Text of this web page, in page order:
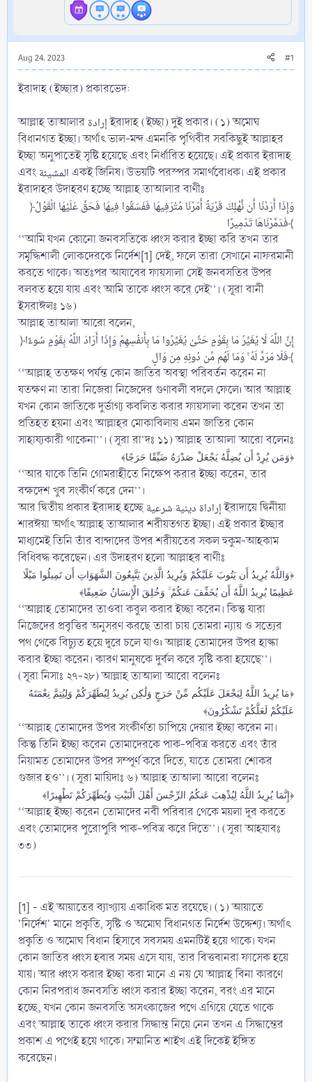
Aug 24, 2023 #1
ইরাদাহ (ইচ্ছার) প্রকারভেদ:
আল্লাহ তাআলার إرادة ইরাদাহ (ইচ্ছা) দুই প্রকার। (১) অমোঘ
বিধানগত ইচ্ছা। অর্থাৎ ভাল-মন্দ এমনকি পৃথিবীর সবকিছুই আল্লাহর
ইচ্ছা অনুপাতেই সৃষ্টি হয়েছে এবং নির্ধারিত হয়েছে। এই প্রকার ইরাদাহ
এবং المشيئة একই জিনিষ। উভয়টি পরস্পর সমার্থবোধক। এই প্রকার
ইরাদাহর উদাহরণ হচ্ছে আল্লাহ তাআলার বাণীঃ
﴿وَإِذَا أَرَدْنَا أَن نُّهْلِكَ قَرْيَةً أَمَرْنَا مُتْرَفِيهَا فَفَسَقُوا فِيهَا فَحَقَّ عَلَيْهَا الْقَوْلُ
فَدَمَّرْنَاهَا تَدْمِيرًا﴾​
‘‘আমি যখন কোনো জনবসতিকে ধ্বংস করার ইচ্ছা করি তখন তার
সমৃদ্ধিশালী লোকদেরকে নির্দেশ[1] দেই, ফলে তারা সেখানে নাফরমানী
করতে থাকে। অতঃপর আযাবের ফায়সালা সেই জনবসতির উপর
বলবত হয়ে যায় এবং আমি তাকে ধ্বংস করে দেই’’। (সূরা বানী
ইসরাঈলঃ ১৬)
আল্লাহ তাআলা আরো বলেন,
﴿إِنَّ اللَّهَ لَا يُغَيِّرُ مَا بِقَوْمٍ حَتَّىٰ يُغَيِّرُوا مَا بِأَنفُسِهِمْ وَإِذَا أَرَادَ اللَّهُ بِقَوْمٍ سُوءًا
فَلَا مَرَدَّ لَهُ ۚ وَمَا لَهُم مِّن دُونِهِ مِن وَالٍ﴾​
‘‘আল্লাহ ততক্ষণ পর্যন্ত কোন জাতির অবস্থা পরিবর্তন করেন না
যতক্ষণ না তারা নিজেরা নিজেদের গুণাবলী বদলে ফেলে৷ আর আল্লাহ
যখন কোন জাতিকে দুর্ভাগ্য কবলিত করার ফায়সালা করেন তখন তা
প্রতিহত হয়না এবং আল্লাহর মোকাবিলায় এমন জাতির কোন
সাহায্যকারী থাকেনা’’। (সূরা রা’দঃ ১১) আল্লাহ তাআলা আরো বলেনঃ
﴿وَمَن يُرِدْ أَن يُضِلَّهُ يَجْعَلْ صَدْرَهُ ضَيِّقًا حَرَجًا﴾
‘‘আর যাকে তিনি গোমরাহীতে নিক্ষেপ করার ইচ্ছা করেন, তার
বক্ষদেশ খুব সংকীর্ণ করে দেন’’।
আর দ্বিতীয় প্রকার ইরাদাহ হচ্ছে إراداة دينية شرعية ইরাদায়ে দ্বিনীয়া
শারঈয়া অর্থাৎ আল্লাহ তাআলার শরীয়তগত ইচ্ছা। এই প্রকার ইচ্ছার
মাধ্যমেই তিনি তাঁর বান্দাদের উপর শরীয়তের সকল হুকুম-আহকাম
বিধিবদ্ধ করেছেন। এর উদাহরণ হলো আল্লাহর বাণীঃ
﴿وَاللَّهُ يُرِيدُ أَن يَتُوبَ عَلَيْكُمْ وَيُرِيدُ الَّذِينَ يَتَّبِعُونَ الشَّهَوَاتِ أَن تَمِيلُوا مَيْلًا
عَظِيمًا يُرِيدُ اللَّهُ أَن يُخَفِّفَ عَنكُمْ ۚ وَخُلِقَ الْإِنسَانُ ضَعِيفًا﴾
‘‘আল্লাহ তোমাদের তাওবা কবুল করার ইচ্ছা করেন। কিন্তু যারা
নিজেদের প্রবৃত্তির অনুসরণ করছে তারা চায় তোমরা ন্যায় ও সত্যের
পথ থেকে বিচ্যুত হয়ে দূরে চলে যাও৷ আল্লাহ তোমাদের উপর হাল্কা
করার ইচ্ছা করেন। কারণ মানুষকে দুর্বল করে সৃষ্টি করা হয়েছে’’।
(সূরা নিসাঃ ২৭-২৮) আল্লাহ তাআলা আরো বলেনঃ
﴿مَا يُرِيدُ اللَّهُ لِيَجْعَلَ عَلَيْكُم مِّنْ حَرَجٍ وَلَٰكِن يُرِيدُ لِيُطَهِّرَكُمْ وَلِيُتِمَّ نِعْمَتَهُ
عَلَيْكُمْ لَعَلَّكُمْ تَشْكُرُونَ﴾
‘‘আল্লাহ তোমাদের উপর সংকীর্ণতা চাপিয়ে দেয়ার ইচ্ছা করেন না।
কিন্তু তিনি ইচ্ছা করেন তোমাদেরকে পাক-পবিত্র করতে এবং তাঁর
নিয়ামত তোমাদের উপর সম্পূর্ণ করে দিতে, যাতে তোমরা শোকর
গুজার হও’’। (সূরা মায়িদাঃ ৬) আল্লাহ তাআলা আরো বলেনঃ
﴿إِنَّمَا يُرِيدُ اللَّهُ لِيُذْهِبَ عَنكُمُ الرِّجْسَ أَهْلَ الْبَيْتِ وَيُطَهِّرَكُمْ تَطْهِيرًا﴾
‘‘আল্লাহ ইচ্ছা করেন তোমাদের নবী পরিবার থেকে ময়লা দূর করতে
এবং তোমাদের পুরোপুরি পাক-পবিত্র করে দিতে’’। (সূরা আহযাবঃ
৩৩)
[1] - এই আয়াতের ব্যাখ্যায় একাধিক মত রয়েছে। (১) আয়াতে
'নির্দেশ' মানে প্রকৃতি, সৃষ্টি ও অমোঘ বিধানগত নির্দেশ উদ্দেশ্য। অর্থাৎ
প্রকৃতি ও অমোঘ বিধান হিসাবে সবসময় এমনটিই হয়ে থাকে। যখন
কোন জাতির ধ্বংস হবার সময় এসে যায়, তার বিত্তবানরা ফাসেক হয়ে
যায়। আর ধ্বংস করার ইচ্ছা করা মানে এ নয় যে আল্লাহ বিনা কারণে
কোন নিরপরাধ জনবসতি ধ্বংস করার ইচ্ছা করেন, বরং এর মানে
হচ্ছে, যখন কোন জনবসতি অসৎকাজের পথে এগিয়ে যেতে থাকে
এবং আল্লাহ তাকে ধ্বংস করার সিদ্ধান্ত নিয়ে নেন তখন এ সিদ্ধান্তের
প্রকাশ এ পথেই হয়ে থাকে। সম্মানিত শাইখ এই দিকেই ইঙ্গিত
করেছেন।